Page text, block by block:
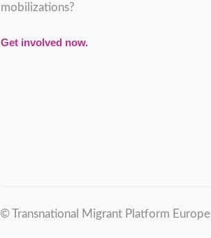
mobilizations?
Get involved now.
© Transnational Migrant Platform Europe